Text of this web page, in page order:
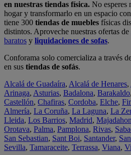
en nuestras tiendas física. No esperes
hogar y transformarlo en un espacio
tiene 300 tiendas de muebles físicas
distintos. Aproveche nuestras ofertas de
baratos y liquidaciones de sofas.
Conforama solo comercializa a través
en sus tiendas de sofás.
Alcalá de Guadaíra, Alcalá de Henares,
Arinaga, Asturias, Badalona, Barakaldo,
Castellón, Chafiras, Cordoba, Elche,
Almería, La Coruña, La Laguna, La
Lleida, Los Barrios, Madrid,
Orotava, Palma, Pamplona, Rivas,
San Sebastian, Sant Boi, Santander,
Sevilla, Tamaraceite, Terrassa, Viana,